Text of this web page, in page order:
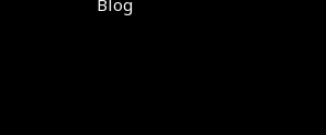
Blog